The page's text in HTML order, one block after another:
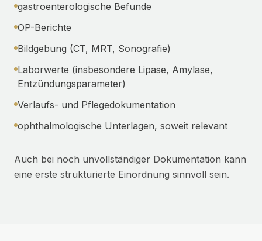
gastroenterologische Befunde
OP-Berichte
Bildgebung (CT, MRT, Sonografie)
Laborwerte (insbesondere Lipase, Amylase,
Entzündungsparameter)
Verlaufs- und Pflegedokumentation
ophthalmologische Unterlagen, soweit relevant
Auch bei noch unvollständiger Dokumentation kann
eine erste strukturierte Einordnung sinnvoll sein.